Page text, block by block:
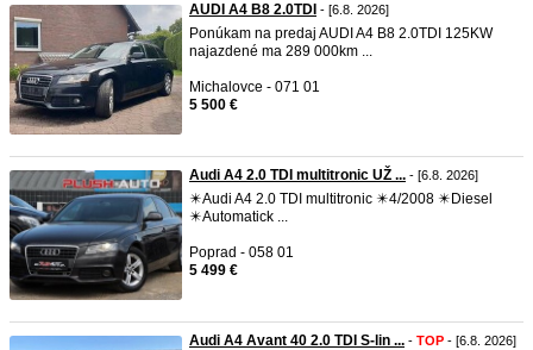
AUDI A4 B8 2.0TDI - [6.8. 2026]
Ponúkam na predaj AUDI A4 B8 2.0TDI 125KW
najazdené ma 289 000km ...
Michalovce - 071 01
5 500 €
Audi A4 2.0 TDI multitronic UŽ ... - [6.8. 2026]
✴️Audi A4 2.0 TDI multitronic ✴️4/2008 ✴️Diesel
✴️Automatick ...
Poprad - 058 01
5 499 €
Audi A4 Avant 40 2.0 TDI S-lin ... - TOP - [6.8. 2026]